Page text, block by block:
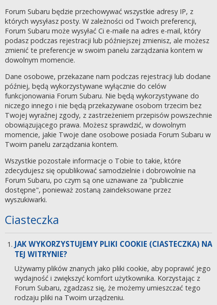
Forum Subaru będzie przechowywać wszystkie adresy IP, z
których wysyłasz posty. W zależności od Twoich preferencji,
Forum Subaru może wysyłać Ci e-maile na adres e-mail, który
podasz podczas rejestracji lub późniejszej zmienisz, ale możesz
zmienić te preferencje w swoim panelu zarządzania kontem w
dowolnym momencie.
Dane osobowe, przekazane nam podczas rejestracji lub dodane
później, będą wykorzystywane wyłącznie do celów
funkcjonowania Forum Subaru. Nie będą wykorzystywane do
niczego innego i nie będą przekazywane osobom trzecim bez
Twojej wyraźnej zgody, z zastrzeżeniem przepisów powszechnie
obowiązującego prawa. Możesz sprawdzić, w dowolnym
momencie, jakie Twoje dane osobowe posiada Forum Subaru w
Twoim panelu zarządzania kontem.
Wszystkie pozostałe informacje o Tobie to takie, które
zdecydujesz się opublikować samodzielnie i dobrowolnie na
Forum Subaru, po czym są one uznawane za "publicznie
dostępne", ponieważ zostaną zaindeksowane przez
wyszukiwarki.
Ciasteczka
JAK WYKORZYSTUJEMY PLIKI COOKIE (CIASTECZKA) NA
TEJ WITRYNIE?
Używamy plików znanych jako pliki cookie, aby poprawić jego
wydajność i zwiększyć komfort użytkownika. Korzystając z
Forum Subaru, zgadzasz się, że możemy umieszczać tego
rodzaju pliki na Twoim urządzeniu.